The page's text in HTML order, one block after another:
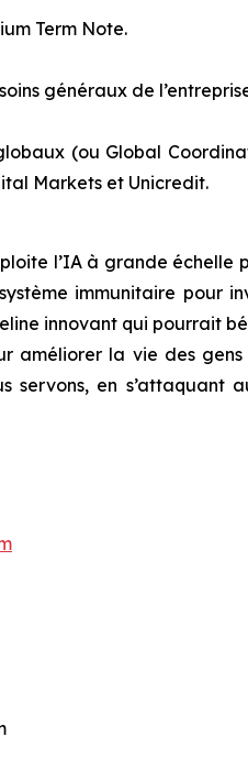
Term Note.
généraux de
(ou Global
Markets et Unicredit.
l’IA à grande échelle
immunitaire pour
innovant qui pourrait
améliorer la vie des
servons, en